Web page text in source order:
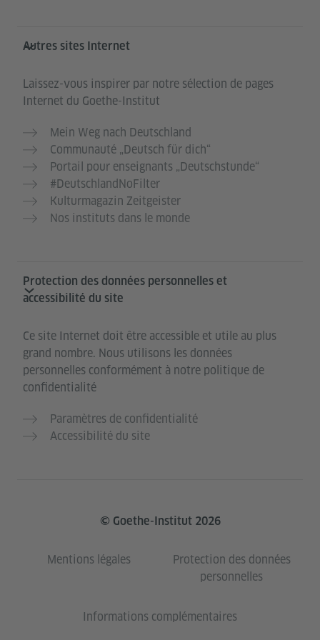
Autres sites Internet
Laissez-vous inspirer par notre sélection de pages
Internet du Goethe-Institut
Mein Weg nach Deutschland
Communauté „Deutsch für dich“
Portail pour enseignants „Deutschstunde“
#DeutschlandNoFilter
Kulturmagazin Zeitgeister
Nos instituts dans le monde
Protection des données personnelles et
accessibilité du site
Ce site Internet doit être accessible et utile au plus
grand nombre. Nous utilisons les données
personnelles conformément à notre politique de
confidentialité
Paramètres de confidentialité
Accessibilité du site
© Goethe-Institut 2026
Mentions légales
Protection des données
personnelles
Informations complémentaires